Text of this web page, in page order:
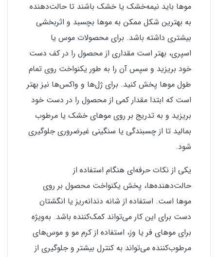
موها باید نیمه‌خشک یا خشک باشند تا حالت‌دهنده
به بهترین شکل ممکن به موها بچسبد و اثربخشی
بیشتری داشته باشد. برای محصولات موس یا
اسپری، بهتر است مقداری از محصول را در کف دست
خود بریزید و سپس آن را به طور یکنواخت روی تمام
طول موها پخش کنید. برای ژل‌ها و واکس‌ها نیز بهتر
است که ابتدا مقدار کمی از محصول را در دست خود
بریزید و به تدریج بر روی موهای خشک یا مرطوب
بمالید تا از چسبندگی یا سنگینی غیرضروری جلوگیری
شود.
یکی از نکات حرفه‌ای هنگام استفاده از
حالت‌دهنده‌ها، پخش یکنواخت محصول بر روی
موها است. استفاده از شانه دندانه‌ریز یا انگشتان
دست برای این کار می‌تواند کمک‌کننده باشد. به‌ویژه
برای موهای فر یا وز، استفاده از کرم مو و موس‌های
مرطوب‌کننده می‌تواند به کنترل بیشتر و جلوگیری از